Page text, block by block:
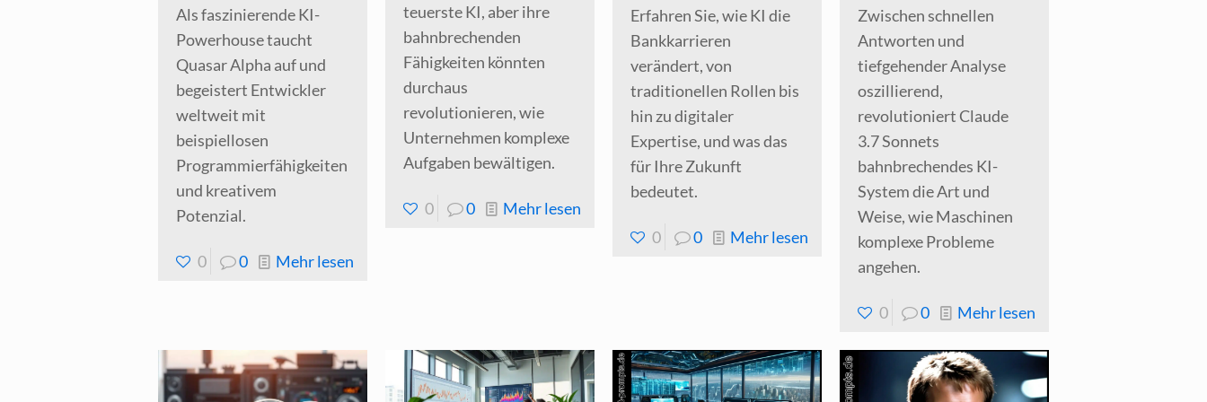
Als faszinierende KI-
Powerhouse taucht
Quasar Alpha auf und
begeistert Entwickler
weltweit mit
beispiellosen
Programmierfähigkeiten
und kreativem
Potenzial.
0 0 Mehr lesen-
mysteriöses
KI-
teuerste KI, aber ihre
bahnbrechenden
Fähigkeiten könnten
durchaus
revolutionieren, wie
Unternehmen komplexe
Aufgaben bewältigen.
0 0 Mehr lesen-
Openai
Seine
bisher
Erfahren Sie, wie KI die
Bankkarrieren
verändert, von
traditionellen Rollen bis
hin zu digitaler
Expertise, und was das
für Ihre Zukunft
bedeutet.
0 0 Mehr lesen-
Bankjobs
aufgrund
von
Zwischen schnellen
Antworten und
tiefgehender Analyse
oszillierend,
revolutioniert Claude
3.7 Sonnets
bahnbrechendes KI-
System die Art und
Weise, wie Maschinen
komplexe Probleme
angehen.
0 0 Mehr lesen-
3.7
Sonnet